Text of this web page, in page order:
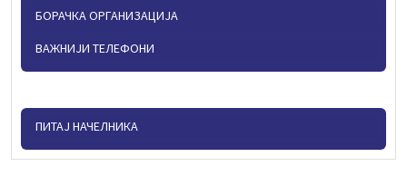
БОРАЧКА ОРГАНИЗАЦИЈА
ВАЖНИЈИ ТЕЛЕФОНИ
ПИТАЈ НАЧЕЛНИКА